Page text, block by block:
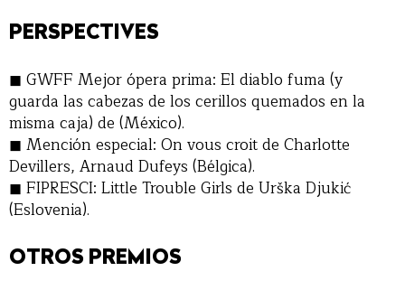
PERSPECTIVES
GWFF Mejor ópera prima: El diablo fuma (y
guarda las cabezas de los cerillos quemados en la
misma caja) de (México).
Mención especial: On vous croit de Charlotte
Devillers, Arnaud Dufeys (Bélgica).
FIPRESCI: Little Trouble Girls de Urška Djukić
(Eslovenia).
OTROS PREMIOS